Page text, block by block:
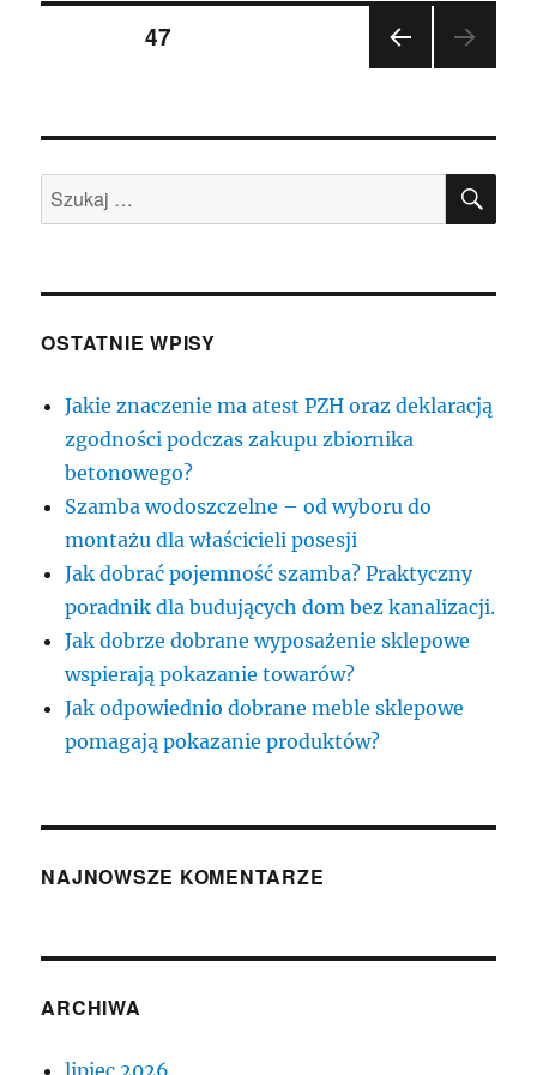
krakowskim
Kazimierzu
Nawigacja
wpisach
STR
ONA
STRONA47
Szukaj:
OSTATNIE WPISY
Jakie znaczenie ma atest PZH oraz deklaracją
zgodności podczas zakupu zbiornika
betonowego?
Szamba wodoszczelne – od wyboru do
montażu dla właścicieli posesji
Jak dobrać pojemność szamba? Praktyczny
poradnik dla budujących dom bez kanalizacji.
Jak dobrze dobrane wyposażenie sklepowe
wspierają pokazanie towarów?
Jak odpowiednio dobrane meble sklepowe
pomagają pokazanie produktów?
NAJNOWSZE KOMENTARZE
ARCHIWA